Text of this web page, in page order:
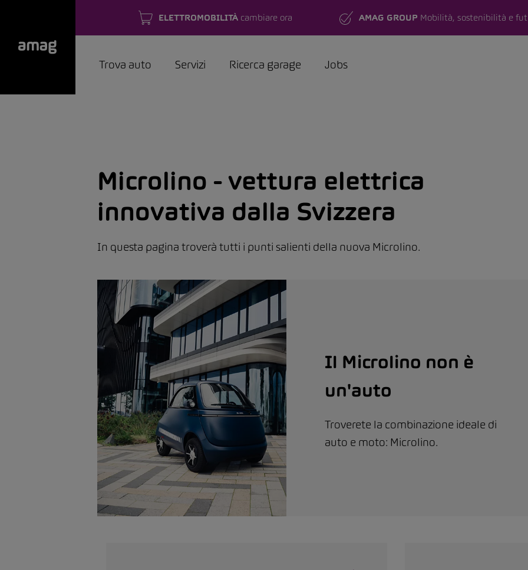
ELETTROMOBILITÀcambiare ora AMAG GROUP Mobilità, sostenibilità e
Trova auto Servizi Ricerca garage Jobs
Microlino - vettura elettrica
innovativa dalla Svizzera
In questa pagina troverà tutti i punti salienti della nuova Microlino.
Il Microlino non è
un'auto
Troverete la combinazione ideale di
auto e moto: Microlino.